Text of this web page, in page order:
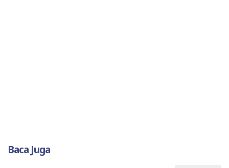
Baca Juga